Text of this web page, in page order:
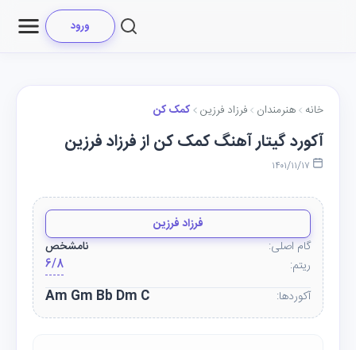
ورود
خانه هنرمندان فرزاد فرزین کمک کن
آکورد گیتار آهنگ کمک کن از فرزاد فرزین
فرزاد فرزین
گام اصلی:
نامشخص
ریتم:
6/8
آکوردها:
Am Gm Bb Dm C